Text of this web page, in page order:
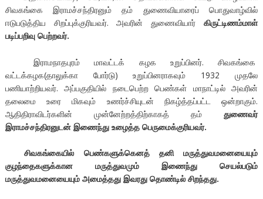
சிவகங்கை இராமச்சந்திரனும் தம் துணைவியாரைப் பொதுவாழ்வில்
ஈடுபடுத்திய சிறப்புக்குரியவர். அவரின் துணைவியார்கிருட்டிணம்மாள்
படிப்பறிவு பெற்றவர்.
இராமநாதபுரம் மாவட்டக் கழக உறுப்பினர். சிவகங்கை
வட்டக்கழக(தாலுக்கா போர்டு) உறுப்பினராகவும் 1932 முதலே
பணியாற்றியவர். அப்பகுதியில் நடைபெற்ற பெண்கள் மாநாட்டில் அவரின்
தலைமை உரை மிகவும் உணர்ச்சியுடன் நிகழ்த்தப்பட்ட ஒன்றாகும்.
ஆதிதிராவிடர்களின் முன்னேற்றத்திற்காகத் தம்துணைவர்
இராமச்சந்திரனுடன் இணைந்து உழைத்த பெருமைக்குரியவர்.
சிவகங்கையில் பெண்களுக்கெனத் தனி மருத்துவமனையையும்
குழந்தைகளுக்கான மருத்துவமும் இணைந்து செயல்படும்
மருத்துவமனையையும் அமைத்தது இவரது தொண்டில் சிறந்தது.